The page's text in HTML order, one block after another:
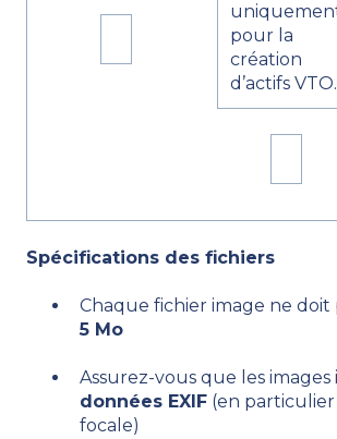
pour la
création
d’actifs VTO.
Spécifications des fichiers
Chaque fichier image ne doit
5 Mo
Assurez-vous que les
données EXIF (en
focale)